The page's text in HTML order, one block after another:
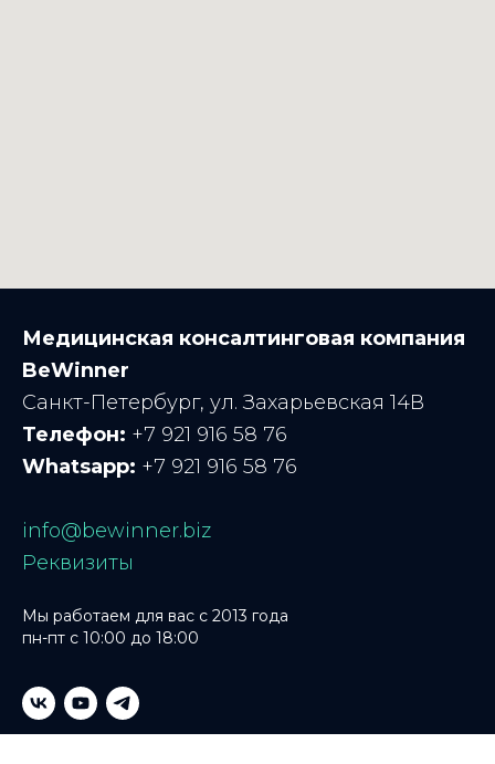
Медицинская консалтинговая компания
BeWinner
Санкт-Петербург, ул. Захарьевская 14В
Телефон: +7 921 916 58 76
Whatsapp: +7 921 916 58 76
info@bewinner.biz
Реквизиты
Мы работаем для вас с 2013 года
пн-пт с 10:00 до 18:00